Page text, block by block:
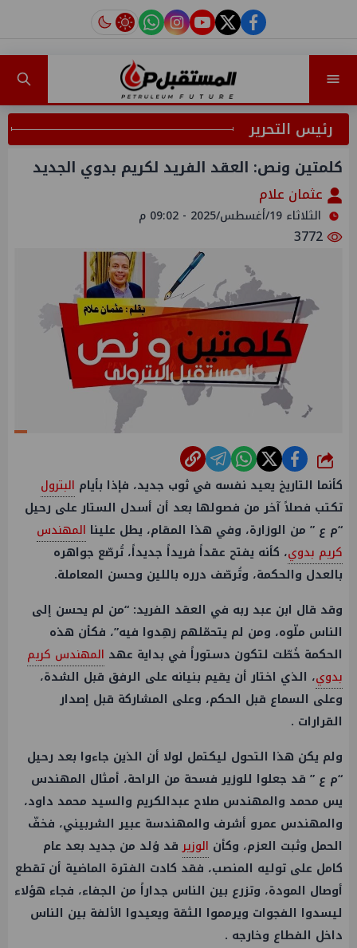
facebook
twitter
youtube
instagram
tiktok
رئيس التحرير
كلمتين ونص: العقد الفريد لكريم بدوي الجديد
عثمان علام
الثلاثاء 19/أغسطس/2025 - 09:02 م
شارك
كأنما التاريخ يعيد نفسه في ثوب جديد، فإذا بأيام البترول
تكتب فصلاً آخر من فصولها بعد أن أسدل الستار على رحيل
“م ع ” من الوزارة، وفي هذا المقام، يطل علينا المهندس
كريم بدوي، كأنه يفتح عقداً فريداً جديداً، تُرصّع جواهره
بالعدل والحكمة، وتُرصّف درره باللين وحسن المعاملة.
وقد قال ابن عبد ربه في العقد الفريد: “من لم يحسن إلى
الناس ملّوه، ومن لم يتحمّلهم زهِدوا فيه”، فكأن هذه
الحكمة خُطّت لتكون دستوراً في بداية عهد المهندس كريم
بدوي، الذي اختار أن يقيم بنيانه على الرفق قبل الشدة،
وعلى السماع قبل الحكم، وعلى المشاركة قبل إصدار
القرارات .
ولم يكن هذا التحول ليكتمل لولا أن الذين جاءوا بعد رحيل
“م ع ” قد جعلوا للوزير فسحة من الراحة، أمثال المهندس
يس محمد والمهندس صلاح عبدالكريم والسيد محمد داود،
والمهندس عمرو أشرف والمهندسة عبير الشربيني، فخفّ
الحمل وثبت العزم، وكأن الوزيرقد وُلد من جديد بعد عام
كامل على توليه المنصب، فقد كادت الفترة الماضية أن تقطع
أوصال المودة، وتزرع بين الناس جداراً من الجفاء، فجاء هؤلاء
ليسدوا الفجوات ويرمموا الثقة ويعيدوا الألفة بين الناس
داخل الفطاع وخارجه .